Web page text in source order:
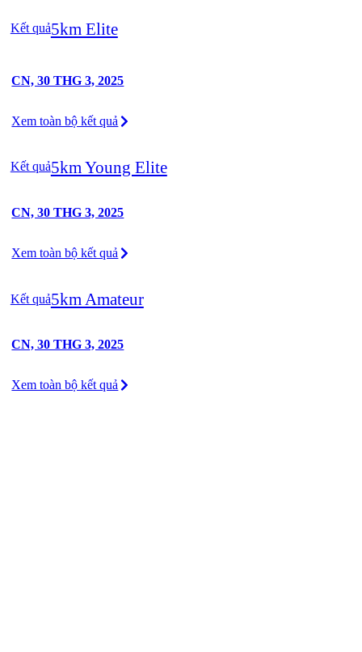
Kết quả5km Elite
CN, 30 THG 3, 2025
Xem toàn bộ kết quả
Kết quả5km Young Elite
CN, 30 THG 3, 2025
Xem toàn bộ kết quả
Kết quả5km Amateur
CN, 30 THG 3, 2025
Xem toàn bộ kết quả